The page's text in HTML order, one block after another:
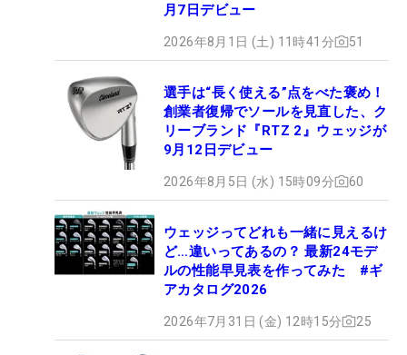
月7日デビュー
2026年8月1日 (土) 11時41分 51
選手は“長く使える”点をべた褒め！
創業者復帰でソールを見直した、ク
リーブランド『RTZ 2』ウェッジが
9月12日デビュー
2026年8月5日 (水) 15時09分 60
ウェッジってどれも一緒に見えるけ
ど…違いってあるの？ 最新24モデ
ルの性能早見表を作ってみた #ギ
アカタログ2026
2026年7月31日 (金) 12時15分 25